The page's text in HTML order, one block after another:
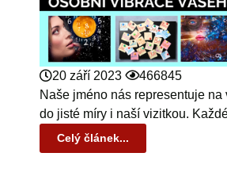
20 září 2023
466845
Naše jméno nás representuje na
do jisté míry i naší vizitkou.
Celý článek...